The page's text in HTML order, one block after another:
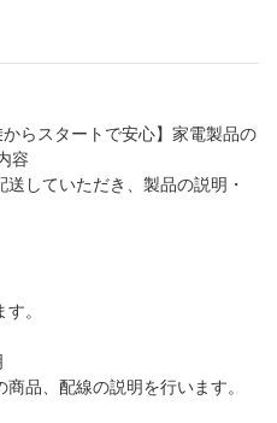
除く)
らスタートで安心】家電製品の
容
していただき、製品の説明・
。
品、配線の説明を行います。